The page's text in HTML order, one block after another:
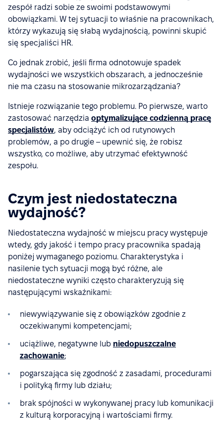
zespół radzi sobie ze swoimi podstawowymi
obowiązkami. W tej sytuacji to właśnie na pracownikach,
którzy wykazują się słabą wydajnością, powinni skupić
się specjaliści HR.
Co jednak zrobić, jeśli firma odnotowuje spadek
wydajności we wszystkich obszarach, a jednocześnie
nie ma czasu na stosowanie mikrozarządzania?
Istnieje rozwiązanie tego problemu. Po pierwsze, warto
zastosować narzędzia optymalizujące codzienną pracę
specjalistów, aby odciążyć ich od rutynowych
problemów, a po drugie – upewnić się, że robisz
wszystko, co możliwe, aby utrzymać efektywność
zespołu.
Czym jest niedostateczna
wydajność?
Niedostateczna wydajność w miejscu pracy występuje
wtedy, gdy jakość i tempo pracy pracownika spadają
poniżej wymaganego poziomu. Charakterystyka i
nasilenie tych sytuacji mogą być różne, ale
niedostateczne wyniki często charakteryzują się
następującymi wskaźnikami:
niewywiązywanie się z obowiązków zgodnie z
oczekiwanymi kompetencjami;
uciążliwe, negatywne lub niedopuszczalne
zachowanie;
pogarszająca się zgodność z zasadami, procedurami
i polityką firmy lub działu;
brak spójności w wykonywanej pracy lub komunikacji
z kulturą korporacyjną i wartościami firmy.